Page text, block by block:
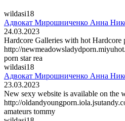
wildasi18
Адвокат Мирошниченко Анна
24.03.2023
Hardcore Galleries with hot Hardcore
http://
porn star rea
wildasi18
Адвокат Мирошниченко Анна
23.03.2023
New sexy website is available on the
http://
amateurs tommy